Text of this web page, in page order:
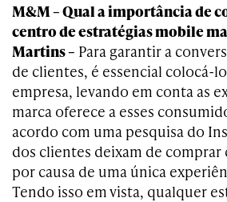
M&M – Qual a importância de
centro de estratégias mobile
Martins – Para garantir a
de clientes, é essencial colocá-
empresa, levando em conta as
marca oferece a esses
acordo com uma pesquisa do
dos clientes deixam de comprar
por causa de uma única
Tendo isso em vista, qualquer